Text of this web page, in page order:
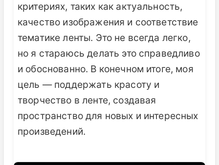
критериях, таких как актуальность,
качество изображения и соответствие
тематике ленты. Это не всегда легко,
но я стараюсь делать это справедливо
и обоснованно. В конечном итоге, моя
цель — поддержать красоту и
творчество в ленте, создавая
пространство для новых и интересных
произведений.